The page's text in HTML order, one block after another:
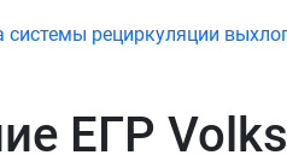
рециркуляции
ЕГР